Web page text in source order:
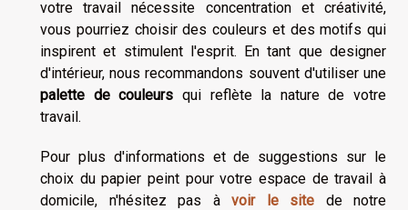
votre travail nécessite concentration et créativité,
vous pourriez choisir des couleurs et des motifs qui
inspirent et stimulent l'esprit. En tant que designer
d'intérieur, nous recommandons souvent d'utiliser une
palette de couleurs qui reflète la nature de votre
travail.
Pour plus d'informations et de suggestions sur le
choix du papier peint pour votre espace de travail à
domicile, n'hésitez pas à voir le site de notre